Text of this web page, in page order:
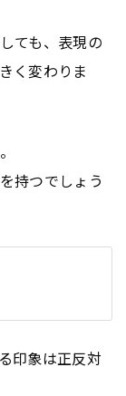
ても、表現の
く変わりま
持つでしょう
印象は正反対